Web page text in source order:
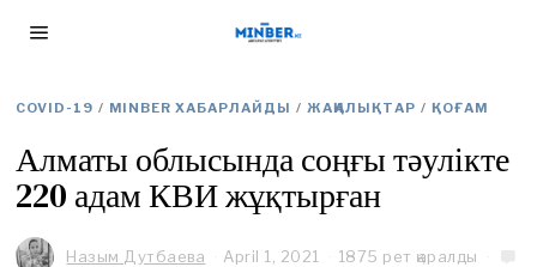
COVID-19 / MINBER ХАБАРЛАЙДЫ / ЖАҢАЛЫҚТАР / ҚОҒАМ
Алматы облысында соңғы тәулікте
220 адам КВИ жұқтырған
Назым Дутбаева April 1, 2021 1875 рет қаралды